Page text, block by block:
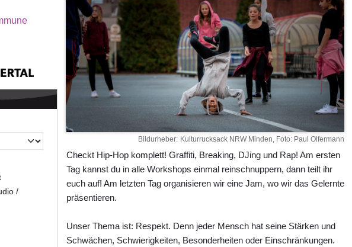
/
Bildurheber Kulturrucksack NRW Minden, Foto: Paul Olfermann
Checkt Hip-Hop komplett! Graffiti, Breaking, DJing und Rap! Am ersten
Tag kannst du in alle Workshops einmal reinschnuppern, dann teilt ihr
euch auf! Am letzten Tag organisieren wir eine Jam, wo wir das Gelernte
präsentieren.
Unser Thema ist: Respekt. Denn jeder Mensch hat seine Stärken und
Schwächen, Schwierigkeiten, Besonderheiten oder Einschränkungen.